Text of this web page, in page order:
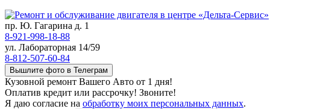
пр. Ю. Гагарина д. 1
8-921-998-18-88
ул. Лабораторная 14/59
8-812-507-60-84
Вышлите фото в Телеграм
Кузовной ремонт Вашего Авто от 1 дня!
Оплатив кредит или рассрочку! Звоните!
Я даю согласие на обработку моих персональных данных.